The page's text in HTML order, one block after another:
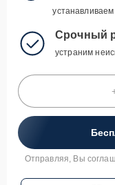
Срочный
устраним
Отправляя, Вы